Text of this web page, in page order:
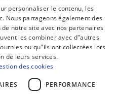
BASQUE
FRENCH
personnaliser le contenu, les
Nous partageons également des
notre site avec nos partenaires
les combiner avec d"autres
ou qu"ils ont collectées lors
de leurs services.
des cookies
PERFORMANCE